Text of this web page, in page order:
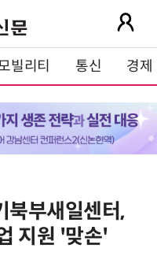
빌리티 통신 경제
북부새일센터,
지원 '맞손'